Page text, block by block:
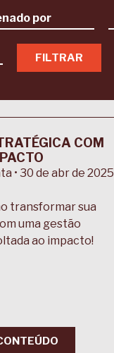
COM
• 30 de abr de 2025
transformar sua
uma gestão
ao impacto!